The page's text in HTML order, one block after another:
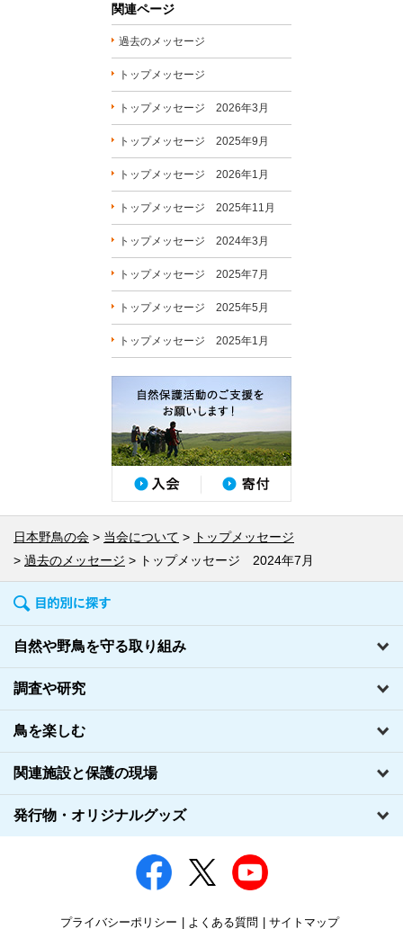
関連ページ
過去のメッセージ
トップメッセージ
トップメッセージ 2026年3月
トップメッセージ 2025年9月
トップメッセージ 2026年1月
トップメッセージ 2025年11月
トップメッセージ 2024年3月
トップメッセージ 2025年7月
トップメッセージ 2025年5月
トップメッセージ 2025年1月
日本野鳥の会 当会について
トップメッセージ
過去のメッセージ
トップメッセージ 2024年7月
自然や野鳥を守る取り組み
調査や研究
鳥を楽しむ
関連施設と保護の現場
発行物・オリジナルグッズ
プライバシーポリシー よくある質問 サイトマップ